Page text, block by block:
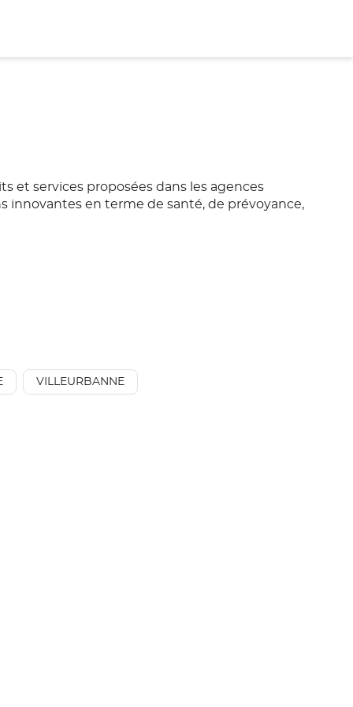
et services proposées dans les agences
innovantes en terme de santé, de prévoyance,
VILLEURBANNE